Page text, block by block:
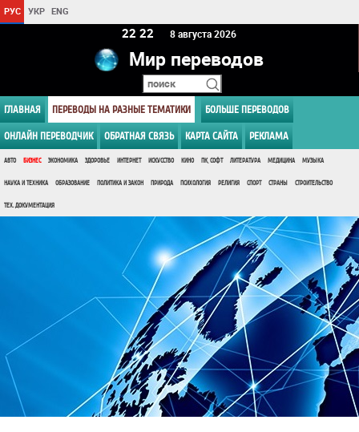
РУС УКР ENG
22:22 8 августа 2026
Мир переводов
ГЛАВНАЯ ПЕРЕВОДЫ НА РАЗНЫЕ ТЕМАТИКИ БОЛЬШЕ ПЕРЕВОДОВ
ОНЛАЙН ПЕРЕВОДЧИК ОБРАТНАЯ СВЯЗЬ КАРТА САЙТА РЕКЛАМА
АВТО БИЗНЕС ЭКОНОМИКА ЗДОРОВЬЕ ИНТЕРНЕТ ИСКУССТВО КИНО ПК, СОФТ ЛИТЕРАТУРА МЕДИЦИНА МУЗЫКА
НАУКА И ТЕХНИКА ОБРАЗОВАНИЕ ПОЛИТИКА И ЗАКОН ПРИРОДА ПСИХОЛОГИЯ РЕЛИГИЯ СПОРТ СТРАНЫ СТРОИТЕЛЬСТВО
ТЕХ. ДОКУМЕНТАЦИЯ